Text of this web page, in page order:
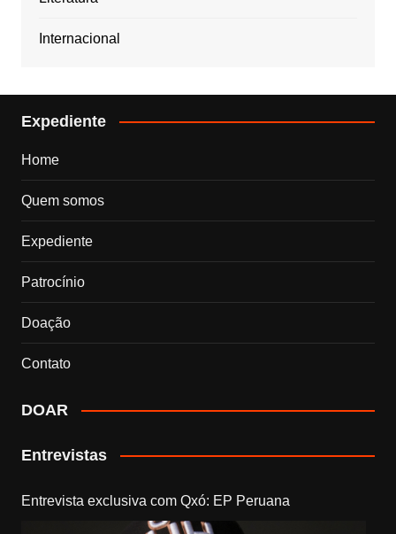
Internacional
Expediente
Home
Quem somos
Expediente
Patrocínio
Doação
Contato
DOAR
Entrevistas
Entrevista exclusiva com Qxó: EP Peruana